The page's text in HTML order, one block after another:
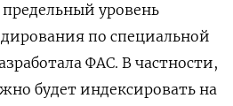
уровень
по специальной
ФАС. В частности,
будет индексировать на